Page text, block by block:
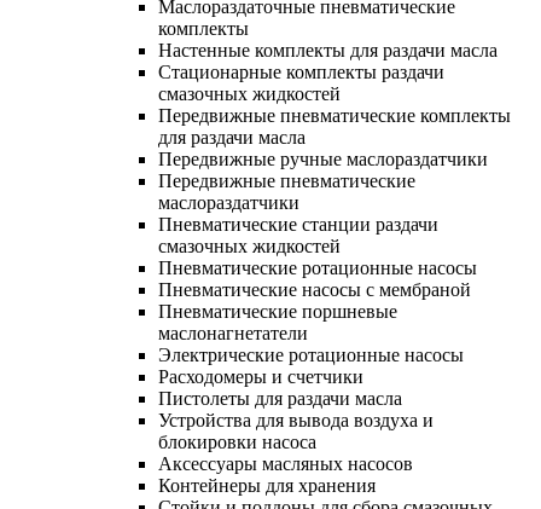
Маслораздаточные пневматические
комплекты
Настенные комплекты для раздачи масла
Стационарные комплекты раздачи
смазочных жидкостей
Передвижные пневматические комплекты
для раздачи масла
Передвижные ручные маслораздатчики
Передвижные пневматические
маслораздатчики
Пневматические станции раздачи
смазочных жидкостей
Пневматические ротационные насосы
Пневматические насосы с мембраной
Пневматические поршневые
маслонагнетатели
Электрические ротационные насосы
Расходомеры и счетчики
Пистолеты для раздачи масла
Устройства для вывода воздуха и
блокировки насоса
Аксессуары масляных насосов
Контейнеры для хранения